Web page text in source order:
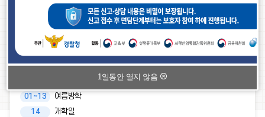
학사일정
2026.08
01~13
여름방학
14
개학일
1일동안 열지 않음